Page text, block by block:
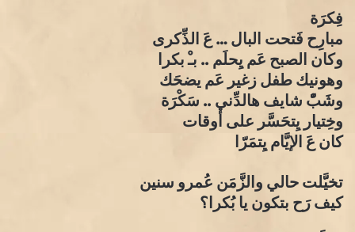
فِكرَة
مبارِح فَتحت البال … عَ الذِّكرى
وكان الصبح عَم يِحلَم .. بـْ بكرا
وهونيك طفل زغير عَم يضحَك
وشَبّْ شايف هالدِّني .. سَكْرَة
وخِتيار يِتحَسَّر على أوقات
كان عَ الإيَّام يِتمَرّا
تخيَّلت حالي والزَّمَن عُمرو سنين
كيف رَح بتكون يا بُكرا؟